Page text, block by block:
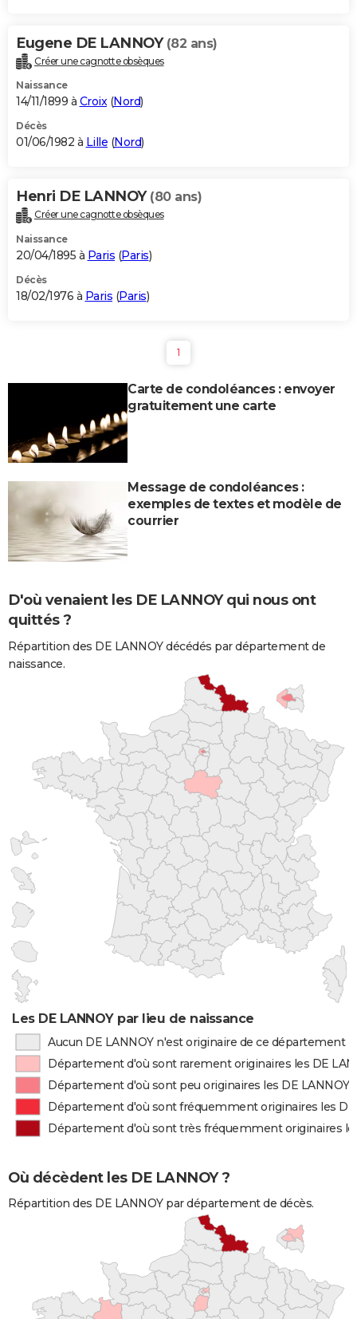
Eugene DE LANNOY (82 ans)
Créer une cagnotte obsèques
Naissance
14/11/1899 à Croix(Nord)
Décès
01/06/1982 à Lille (Nord)
Henri DE LANNOY (80 ans)
Créer une cagnotte obsèques
Naissance
20/04/1895 à Paris (Paris)
Décès
18/02/1976 à Paris (Paris)
1
Carte de condoléances : envoyer
gratuitement une carte
Message de condoléances :
exemples de textes et modèle de
courrier
D'où venaient les DE LANNOY qui nous ont
quittés ?
Répartition des DE LANNOY décédés par département de
naissance.
Les DE LANNOY par lieu de naissance
Aucun DE LANNOY n'est originaire de ce département
Département d'où sont rarement originaires les DE
Département d'où sont peu originaires les DE LANNOY
Département d'où sont fréquemment originaires les DE
Département d'où sont très fréquemment originaires
Où décèdent les DE LANNOY ?
Répartition des DE LANNOY par département de décès.